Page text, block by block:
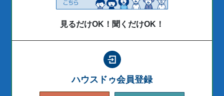
見るだけOK！聞くだけOK！
ハウスドゥ会員登録